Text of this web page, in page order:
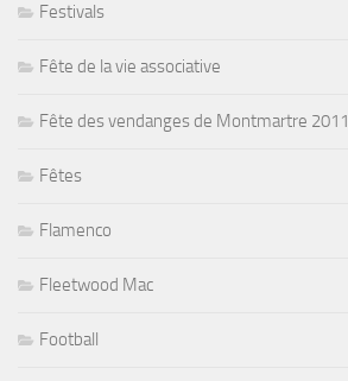
Festivals
Fête de la vie associative
Fête des vendanges de Montmartre 2011
Fêtes
Flamenco
Fleetwood Mac
Football